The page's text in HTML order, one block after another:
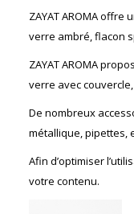
ZAYAT AROMA
verre ambré, flacon
ZAYAT AROMA
verre avec couvercle,
De nombreux
métallique, pipettes,
Afin d’optimiser
votre contenu.